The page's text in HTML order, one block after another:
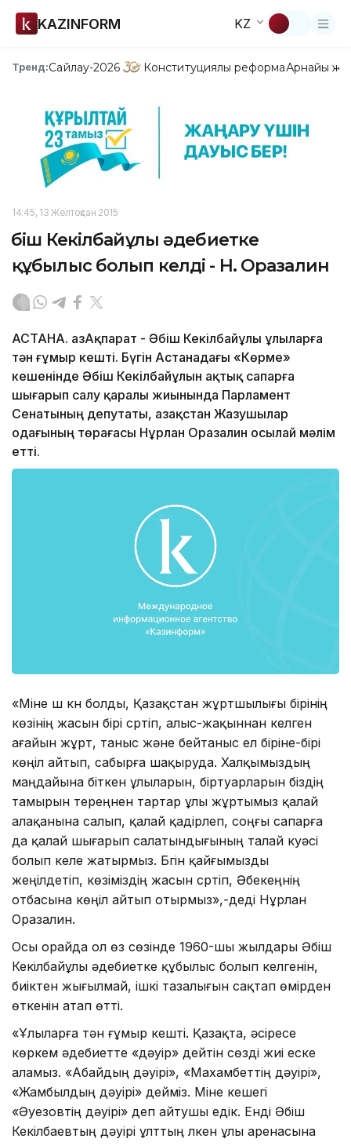
KAZINFORM KZ
Тренд:Сайлау-2026 Конституциялық реформаАрнайы
14:45, 13 Желтоқсан 2015
Әбіш Кекілбайұлы әдебиетке
құбылыс болып келді - Н. Оразалин
АСТАНА. ҚазАқпарат - Әбіш Кекілбайұлы ұлыларға
тән ғұмыр кешті. Бүгін Астанадағы «Көрме»
кешенінде Әбіш Кекілбайұлын ақтық сапарға
шығарып салу қаралы жиынында Парламент
Сенатының депутаты, Қазақстан Жазушылар
одағының төрағасы Нұрлан Оразалин осылай мәлім
етті.
«Міне үш күн болды, Қазақстан жұртшылығы бірінің
көзінің жасын бірі сүртіп, алыс-жақыннан келген
ағайын жұрт, таныс және бейтаныс ел біріне-бірі
көңіл айтып, сабырға шақыруда. Халқымыздың
маңдайына біткен ұлыларын, біртуарларын біздің
тамырын тереңнен тартар ұлы жұртымыз қалай
алақанына салып, қалай қадірлеп, соңғы сапарға
да қалай шығарып салатындығының талай куәсі
болып келе жатырмыз. Бүгін қайғымызды
жеңілдетіп, көзіміздің жасын сүртіп, Әбекеңнің
отбасына көңіл айтып отырмыз»,-деді Нұрлан
Оразалин.
Осы орайда ол өз сөзінде 1960-шы жылдары Әбіш
Кекілбайұлы әдебиетке құбылыс болып келгенін,
биіктен жығылмай, ішкі тазалығын сақтап өмірден
өткенін атап өтті.
«Ұлыларға тән ғұмыр кешті. Қазақта, әсіресе
көркем әдебиетте «дәуір» дейтін сөзді жиі еске
аламыз. «Абайдың дәуірі», «Махамбеттің дәуірі»,
«Жамбылдың дәуірі» дейміз. Міне кешегі
«Әуезовтің дәуірі» деп айтушы едік. Енді Әбіш
Кекілбаевтың дәуірі ұлттың үлкен ұлы аренасына